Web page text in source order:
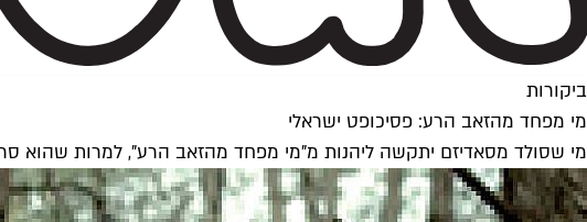
ביקורות
מי מפחד מהזאב הרע: פסיכופט ישראלי
מי שסולד מסאדיזם יתקשה ליהנות מ"מי מפחד מהזאב הרע", למרות שהוא